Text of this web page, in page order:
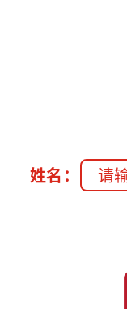
姓名：